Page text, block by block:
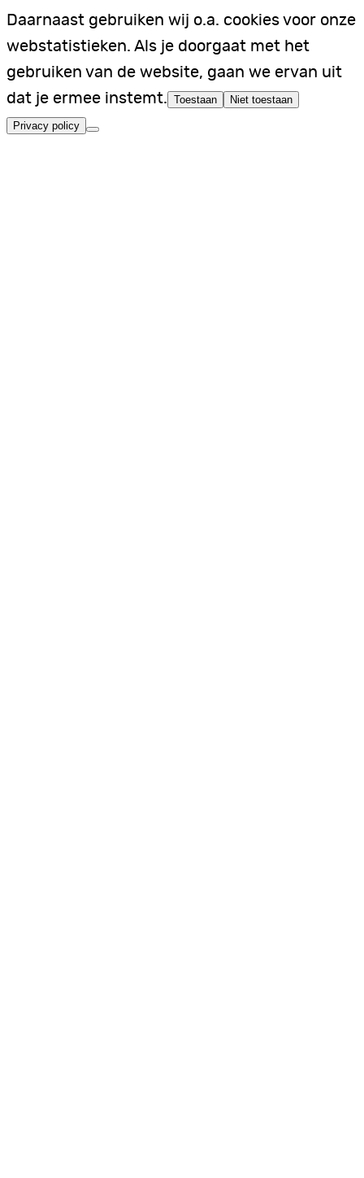
Daarnaast gebruiken wij o.a. cookies voor onze
webstatistieken. Als je doorgaat met het
gebruiken van de website, gaan we ervan uit
dat je ermee instemt. Toestaan Niet toestaan
Privacy policy